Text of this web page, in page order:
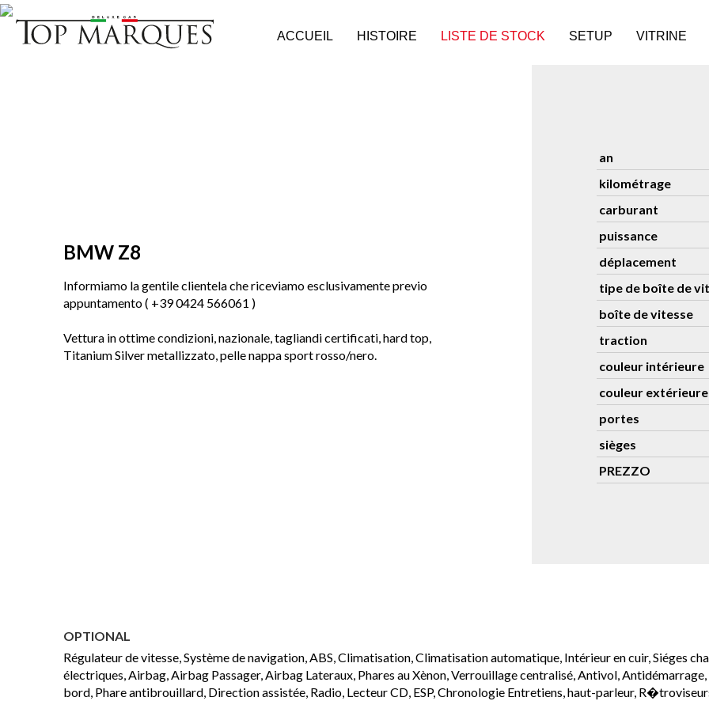
ACCUEIL HISTOIRE LISTE DE STOCK SETUP VITRINE
BMW Z8
Informiamo la gentile clientela che riceviamo esclusivamente previo
appuntamento ( +39 0424 566061 )
Vettura in ottime condizioni, nazionale, tagliandi certificati, hard top,
Titanium Silver metallizzato, pelle nappa sport rosso/nero.
an
kilométrage
carburant
puissance
déplacement
tipe de boîte de
boîte de vitesse
traction
couleur intérieure
couleur extérieure
portes
sièges
PREZZO
OPTIONAL
Régulateur de vitesse, Système de navigation, ABS, Climatisation, Climatisation automatique, Intérieur en cuir, Siéges
électriques, Airbag, Airbag Passager, Airbag Lateraux, Phares au Xènon, Verrouillage centralisé, Antivol,
bord, Phare antibrouillard, Direction assistée, Radio, Lecteur CD, ESP, Chronologie Entretiens, haut-parleur,